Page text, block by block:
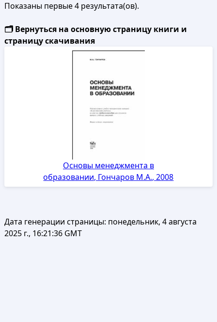
Показаны первые 4 результата(ов).
🗂️ Вернуться на основную страницу книги и
страницу скачивания
Основы менеджмента в
образовании, Гончаров М.А., 2008
Дата генерации страницы: понедельник, 4 августа
2025 г., 16:21:36 GMT